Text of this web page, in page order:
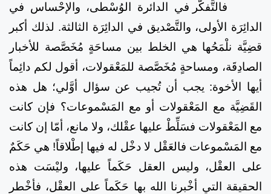
فالتَّفكّر في الدائرة الوُسْطى، والإحْساس في
الدائِرَة الأولى، والتَّصْديق في الدائِرَة الثالثة. لذلك أكبر
قضِيَّة نلْمَحُها هي الخلط بين مساحَةٍ مُخَصَّصة للأخبار
الصادِقَة، ومساحةٍ مُخَصَّصة للمَعْقولات، أقول لكم دائِماً
أيها الأخوة: يجب أن تُجيب عن سؤال أوَّلي؛ هل هذه
القَضِيَّة مع المَعْقولات أو مع المَسْموعات؟ فإن كانت
مع المَعْقولات فسَلِّطْ عليها عقْلك، ولا مانع، أمّا إن كانت
مع المَسْموعات فالعَقْل لا دخْل له فيها إطْلاقاً! هي حَكَمٌ
على العقْل، وليس العقل حَكَماً عليها، وليْسَت هذه
الحقيقة التي أخْبرنا الله بها حَكَماً على العقْل، فأخْطر